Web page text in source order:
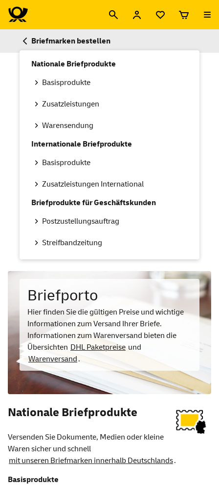
Briefmarken bestellen
Nationale Briefprodukte
Basisprodukte
Zusatzleistungen
Warensendung
Internationale Briefprodukte
Basisprodukte
Zusatzleistungen International
Briefprodukte für Geschäftskunden
Postzustellungsauftrag
Streifbandzeitung
Briefporto
Hier finden Sie die gültigen Preise und wichtige
Informationen zum Versand Ihrer Briefe.
Informationen zum Warenversand bieten die
Übersichten DHL Paketpreise und
Warenversand .
Nationale Briefprodukte
Versenden Sie Dokumente, Medien oder kleine
Waren sicher und schnell
mit unseren Briefmarken innerhalb Deutschlands.
Basisprodukte